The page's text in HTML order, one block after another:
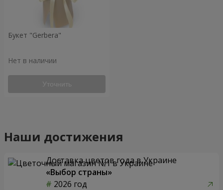
Букет "Gerbera"
Нет в наличии
Уточнить
Наши достижения
Доставка цветов года в Украине
«Выбор страны»
2026 год